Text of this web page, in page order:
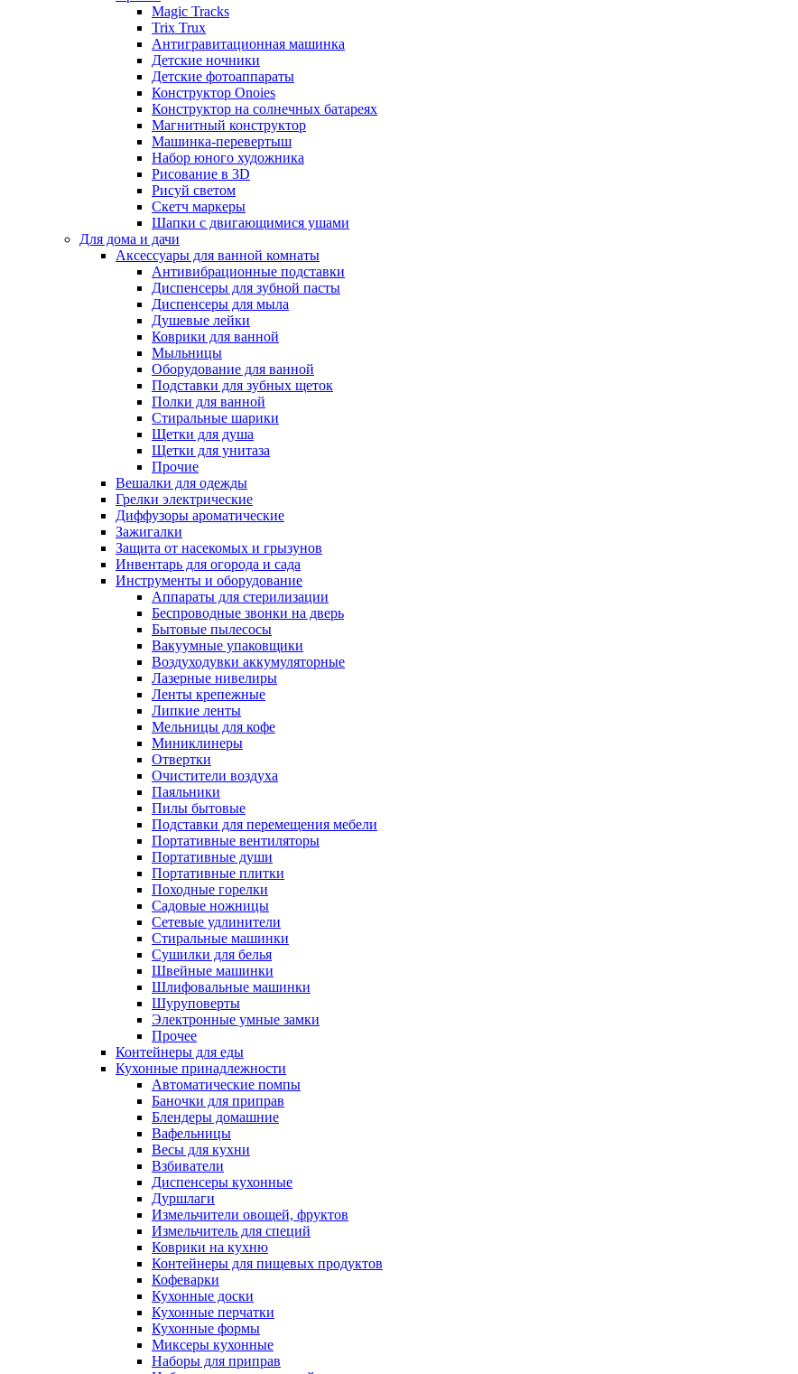
Magic Tracks
Trix Trux
Антигравитационная машинка
Детские ночники
Детские фотоаппараты
Конструктор Onoies
Конструктор на солнечных батареях
Магнитный конструктор
Машинка-перевертыш
Набор юного художника
Рисование в 3D
Рисуй светом
Скетч маркеры
Шапки с двигающимися ушами
Для дома и дачи
Аксессуары для ванной комнаты
Антивибрационные подставки
Диспенсеры для зубной пасты
Диспенсеры для мыла
Душевые лейки
Коврики для ванной
Мыльницы
Оборудование для ванной
Подставки для зубных щеток
Полки для ванной
Стиральные шарики
Щетки для душа
Щетки для унитаза
Прочие
Вешалки для одежды
Грелки электрические
Диффузоры ароматические
Зажигалки
Защита от насекомых и грызунов
Инвентарь для огорода и сада
Инструменты и оборудование
Аппараты для стерилизации
Беспроводные звонки на дверь
Бытовые пылесосы
Вакуумные упаковщики
Воздуходувки аккумуляторные
Лазерные нивелиры
Ленты крепежные
Липкие ленты
Мельницы для кофе
Миниклинеры
Отвертки
Очистители воздуха
Паяльники
Пилы бытовые
Подставки для перемещения мебели
Портативные вентиляторы
Портативные души
Портативные плитки
Походные горелки
Садовые ножницы
Сетевые удлинители
Стиральные машинки
Сушилки для белья
Швейные машинки
Шлифовальные машинки
Шуруповерты
Электронные умные замки
Прочее
Контейнеры для еды
Кухонные принадлежности
Автоматические помпы
Баночки для приправ
Блендеры домашние
Вафельницы
Весы для кухни
Взбиватели
Диспенсеры кухонные
Дуршлаги
Измельчители овощей, фруктов
Измельчитель для специй
Коврики на кухню
Контейнеры для пищевых продуктов
Кофеварки
Кухонные доски
Кухонные перчатки
Кухонные формы
Миксеры кухонные
Наборы для приправ